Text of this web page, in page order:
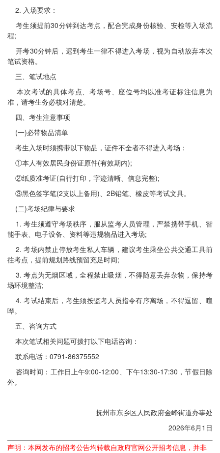
2. 入场要求：
考生须提前30分钟到达考点，配合完成身份核验、安检等入场流
程;
开考30分钟后，迟到考生一律不得进入考场，视为自动放弃本次
笔试资格。
三、笔试地点
本次考试的具体考点、考场号、座位号均以准考证标注信息为
准，请考生务必核对清楚。
四、考生注意事项
(一)必带物品清单
考生入场时须携带以下物品，证件不全者不得进入考场：
①本人有效居民身份证原件(有效期内);
②纸质准考证(自行打印，字迹清晰、信息完整);
③黑色签字笔(2支以上备用)、2B铅笔、橡皮等考试文具。
(二)考场纪律与要求
1. 考生须遵守考场秩序，服从监考人员管理，严禁携带手机、智
能手表、电子设备、资料等违规物品进入考场;
2. 考场内禁止停放考生私人车辆，建议考生乘坐公共交通工具前
往考点，提前规划路线预留充足时间;
3. 考点为无烟区域，全程禁止吸烟，不得随意丢弃杂物，保持考
场环境整洁;
4. 考试结束后，考生须按监考人员指令有序离场，不得逗留、喧
哗。
五、咨询方式
本次笔试相关问题可拨打以下电话咨询：
联系电话：0791-86375552
咨询时间：工作日上午9:00-12:00、下午13:30-17:30，节假日除
外。
抚州市东乡区人民政府金峰街道办事处
2026年6月1日
声明：本网发布的招考公告均转载自政府官网公开招考信息，并非